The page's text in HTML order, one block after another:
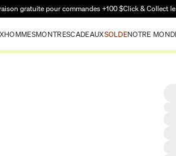
Passer au contenu principal
gratuite pour commandes +100 $Click & Collect
HOMMESMONTRESCADEAUXSOLDENOTRE